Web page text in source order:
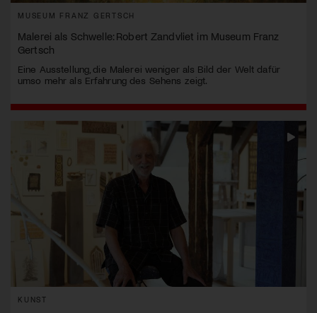
MUSEUM FRANZ GERTSCH
Malerei als Schwelle: Robert Zandvliet im Museum Franz
Gertsch
Eine Ausstellung, die Malerei weniger als Bild der Welt dafür
umso mehr als Erfahrung des Sehens zeigt.
KUNST